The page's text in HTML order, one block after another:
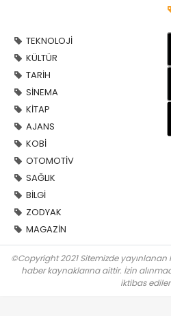
TEKNOLOJİ
KÜLTÜR
TARİH
SİNEMA
KİTAP
AJANS
KOBİ
OTOMOTİV
SAĞLIK
BİLGİ
ZODYAK
MAGAZİN
©Copyright 2021 Sitemizde yayınlanan
haber kaynaklarına aittir. İzin
iktibas